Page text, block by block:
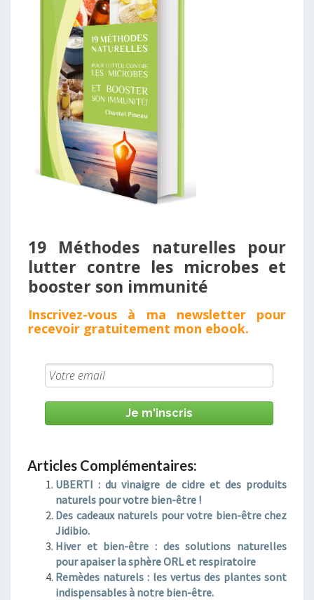
19 Méthodes naturelles pour
lutter contre les microbes et
booster son immunité ​
Inscrivez - vous à ma newsletter pour
recevoir gratuitement mon ebook.
Je m'inscris
Articles Complémentaires:
UBERTI : du vinaigre de cidre et des produits
naturels pour votre bien-être !
Des cadeaux naturels pour votre bien-être chez
Jidibio.
Hiver et bien-être : des solutions naturelles
pour apaiser la sphère ORL et respiratoire
Remèdes naturels : les vertus des plantes sont
indispensables à notre bien-être.